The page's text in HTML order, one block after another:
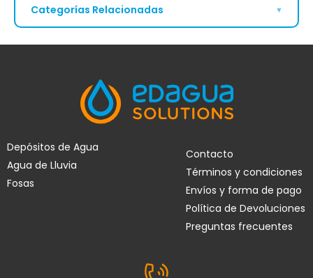
Categorías Relacionadas ▼
Fosa Séptica 1500
Fosa Séptica 1600
Fosa Séptica 2500
Litros
Fosa Séptica 3200
Depósitos de Agua
Agua de Lluvia
Fosas
Contacto
Términos y condiciones
Envíos y forma de pago
Política de Devoluciones
Preguntas frecuentes